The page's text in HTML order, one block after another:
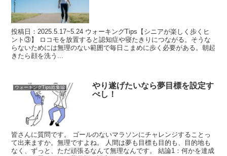
投稿日：2025.5.17~5.24 ウォーキングTips【シニアが楽しく歩くヒ
ント③】 ロコモを放置すると認知症や寝たきりにつながる。そうな
らないためには無理のない範囲で毎日こまめに歩く必要がある。朝起
きたら顔を洗う...
ウォーキングTips総集編
やり遂げたいなら夢目標を設定す
べし！
皆さんに質問です。 ゴールのないマラソンにチャレンジすることっ
て出来ますか。無理ですよね。 人間は夢も目標も目的も、目的地も
なく、ずっと、ただ頑張るなんて無理なんです。 結論1：何かを達成